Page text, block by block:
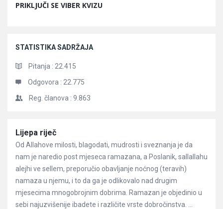
PRIKLJUČI SE VIBER KVIZU
STATISTIKA SADRŽAJA
Pitanja : 22.415
Odgovora : 22.775
Reg. članova : 9.863
Članci
Lijepa riječ
Od Allahove milosti, blagodati, mudrosti i sveznanja je da
nam je naredio post mjeseca ramazana, a Poslanik, sallallahu
alejhi ve sellem, preporučio obavljanje noćnog (teravih)
namaza u njemu, i to da ga je odlikovalo nad drugim
mjesecima mnogobrojnim dobrima. Ramazan je objedinio u
sebi najuzvišenije ibadete i različite vrste dobročinstva. ...